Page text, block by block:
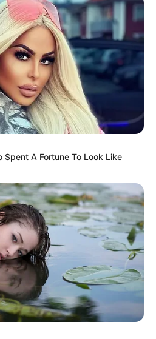
A Fortune To Look Like